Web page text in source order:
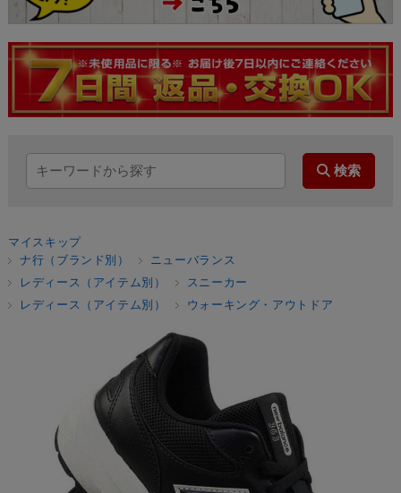
マイスキップ
ナ行（ブランド別）
ニューバランス
レディース（アイテム別）
スニーカー
レディース（アイテム別）
ウォーキング・アウトドア